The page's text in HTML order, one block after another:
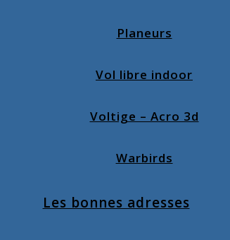
Planeurs
Vol libre indoor
Voltige – Acro 3d
Warbirds
Les bonnes adresses